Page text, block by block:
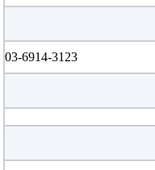
03-6914-3123